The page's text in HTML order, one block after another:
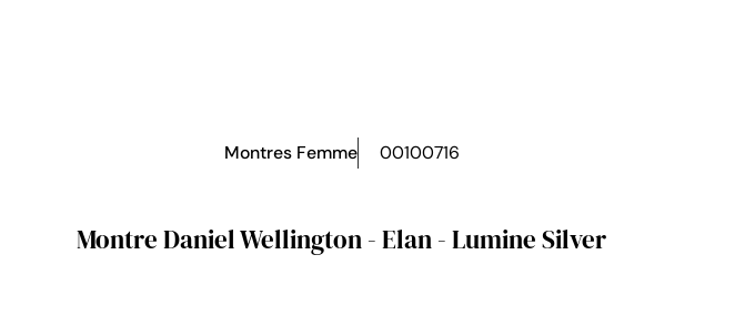
Montres Femme 00100716
Montre Daniel Wellington - Elan - Lumine Silver